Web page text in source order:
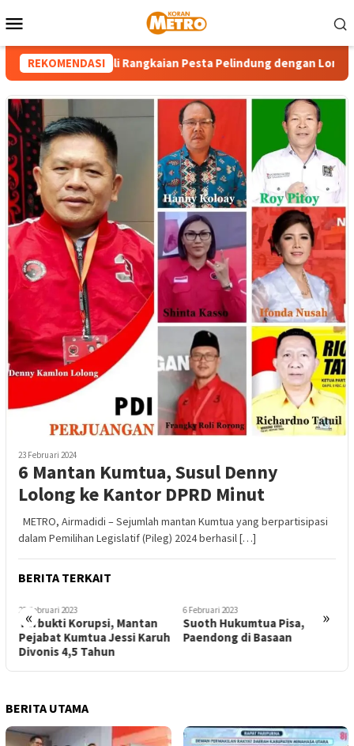
ke
Mobile
REKOMENDASI
– GPI Awali Rangkaian Pesta Pelindung dengan Lomba Remi
23 Februari 2024
6 Mantan Kumtua, Susul Denny
Lolong ke Kantor DPRD Minut
METRO, Airmadidi – Sejumlah mantan Kumtua yang berpartisipasi
dalam Pemilihan Legislatif (Pileg) 2024 berhasil […]
BERITA TERKAIT
« »
25 Februari 2023
Terbukti Korupsi, Mantan
Pejabat Kumtua Jessi Karuh
Divonis 4,5 Tahun
6 Februari 2023
Suoth Hukumtua Pisa,
Paendong di Basaan
BERITA UTAMA